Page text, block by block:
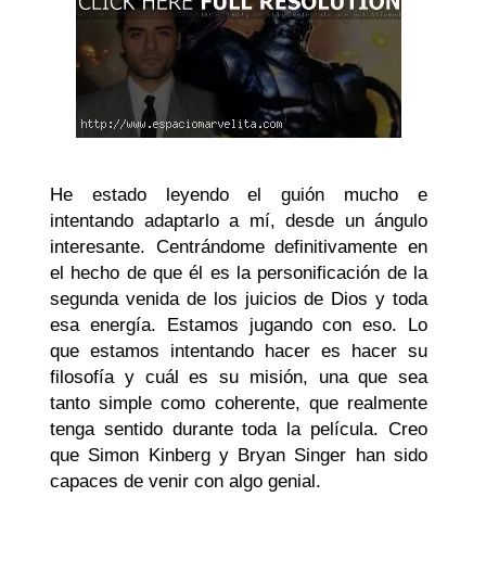
He estado leyendo el guión mucho e
intentando adaptarlo a mí, desde un ángulo
interesante. Centrándome definitivamente en
el hecho de que él es la personificación de la
segunda venida de los juicios de Dios y toda
esa energía. Estamos jugando con eso. Lo
que estamos intentando hacer es hacer su
filosofía y cuál es su misión, una que sea
tanto simple como coherente, que realmente
tenga sentido durante toda la película. Creo
que Simon Kinberg y Bryan Singer han sido
capaces de venir con algo genial.